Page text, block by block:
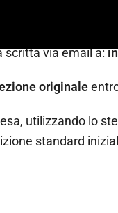
scritta via email a:
originale
utilizzando lo
standard